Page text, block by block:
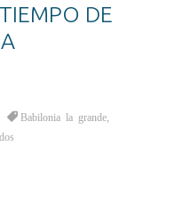
DE
Babilonia la grande